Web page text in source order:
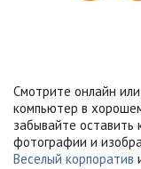
Смотрите онлайн
компьютер в
забывайте оставить
фотографии и
Веселый корпоратив